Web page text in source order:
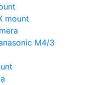
mount
M4/3